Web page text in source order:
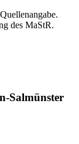
des MaStR.
Salmünster